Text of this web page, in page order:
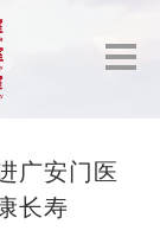
广安门医
长寿